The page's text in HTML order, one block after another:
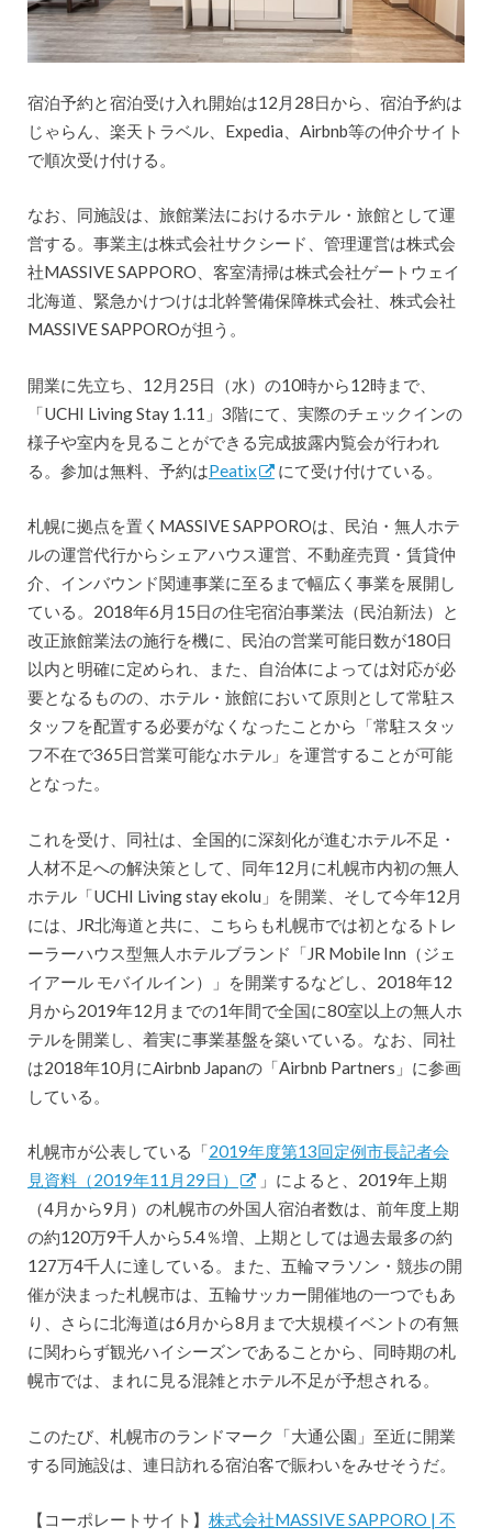
宿泊予約と宿泊受け入れ開始は12月28日から、宿泊予約は
じゃらん、楽天トラベル、Expedia、Airbnb等の仲介サイト
で順次受け付ける。
なお、同施設は、旅館業法におけるホテル・旅館として運
営する。事業主は株式会社サクシード、管理運営は株式会
社MASSIVE SAPPORO、客室清掃は株式会社ゲートウェイ
北海道、緊急かけつけは北幹警備保障株式会社、株式会社
MASSIVE SAPPOROが担う。
開業に先立ち、12月25日（水）の10時から12時まで、
「UCHI Living Stay 1.11」3階にて、実際のチェックインの
様子や室内を見ることができる完成披露内覧会が行われ
る。参加は無料、予約はPeatix にて受け付けている。
札幌に拠点を置くMASSIVE SAPPOROは、民泊・無人ホテ
ルの運営代行からシェアハウス運営、不動産売買・賃貸仲
介、インバウンド関連事業に至るまで幅広く事業を展開し
ている。2018年6月15日の住宅宿泊事業法（民泊新法）と
改正旅館業法の施行を機に、民泊の営業可能日数が180日
以内と明確に定められ、また、自治体によっては対応が必
要となるものの、ホテル・旅館において原則として常駐ス
タッフを配置する必要がなくなったことから「常駐スタッ
フ不在で365日営業可能なホテル」を運営することが可能
となった。
これを受け、同社は、全国的に深刻化が進むホテル不足・
人材不足への解決策として、同年12月に札幌市内初の無人
ホテル「UCHI Living stay ekolu」を開業、そして今年12月
には、JR北海道と共に、こちらも札幌市では初となるトレ
ーラーハウス型無人ホテルブランド「JR Mobile Inn（ジェ
イアール モバイルイン）」を開業するなどし、2018年12
月から2019年12月までの1年間で全国に80室以上の無人ホ
テルを開業し、着実に事業基盤を築いている。なお、同社
は2018年10月にAirbnb Japanの「Airbnb Partners」に参画
している。
札幌市が公表している「2019年度第13回定例市長記者会
見資料（2019年11月29日）
」によると、2019年上期
（4月から9月）の札幌市の外国人宿泊者数は、前年度上期
の約120万9千人から5.4％増、上期としては過去最多の約
127万4千人に達している。また、五輪マラソン・競歩の開
催が決まった札幌市は、五輪サッカー開催地の一つでもあ
り、さらに北海道は6月から8月まで大規模イベントの有無
に関わらず観光ハイシーズンであることから、同時期の札
幌市では、まれに見る混雑とホテル不足が予想される。
このたび、札幌市のランドマーク「大通公園」至近に開業
する同施設は、連日訪れる宿泊客で賑わいをみせそうだ。
【コーポレートサイト】 株式会社MASSIVE SAPPORO | 不